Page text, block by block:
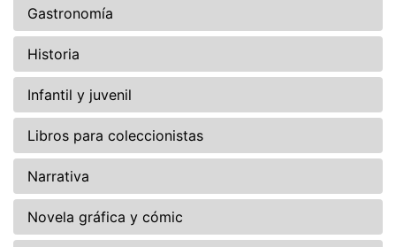
Gastronomía
Historia
Infantil y juvenil
Libros para coleccionistas
Narrativa
Novela gráfica y cómic